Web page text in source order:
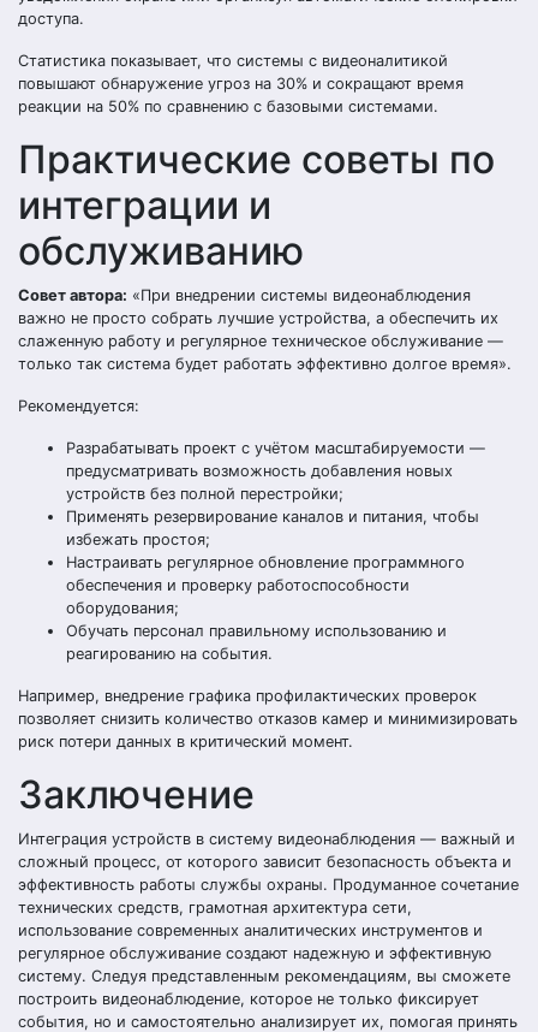
доступа.
Статистика показывает, что системы с видеоналитикой
повышают обнаружение угроз на 30% и сокращают время
реакции на 50% по сравнению с базовыми системами.
Практические советы по
интеграции и
обслуживанию
Совет автора: «При внедрении системы видеонаблюдения
важно не просто собрать лучшие устройства, а обеспечить их
слаженную работу и регулярное техническое обслуживание —
только так система будет работать эффективно долгое время».
Рекомендуется:
Разрабатывать проект с учётом масштабируемости —
предусматривать возможность добавления новых
устройств без полной перестройки;
Применять резервирование каналов и питания, чтобы
избежать простоя;
Настраивать регулярное обновление программного
обеспечения и проверку работоспособности
оборудования;
Обучать персонал правильному использованию и
реагированию на события.
Например, внедрение графика профилактических проверок
позволяет снизить количество отказов камер и минимизировать
риск потери данных в критический момент.
Заключение
Интеграция устройств в систему видеонаблюдения — важный и
сложный процесс, от которого зависит безопасность объекта и
эффективность работы службы охраны. Продуманное сочетание
технических средств, грамотная архитектура сети,
использование современных аналитических инструментов и
регулярное обслуживание создают надежную и эффективную
систему. Следуя представленным рекомендациям, вы сможете
построить видеонаблюдение, которое не только фиксирует
события, но и самостоятельно анализирует их, помогая принять